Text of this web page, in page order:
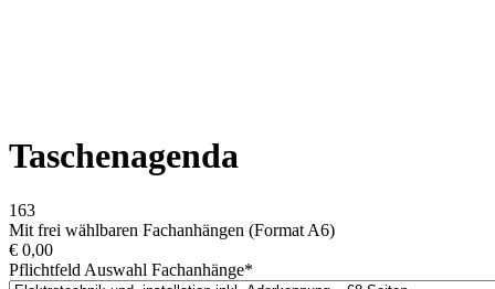
Taschenagenda
163
Mit frei wählbaren Fachanhängen (Format A6)
€ 0,00
Pflichtfeld Auswahl Fachanhänge*